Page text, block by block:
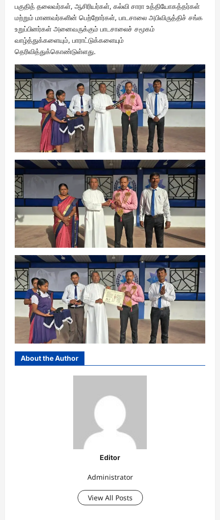
பகுதித் தலைவர்கள், ஆசிரியர்கள், கல்வி சாரா உத்தியோகத்தர்கள்
மற்றும் மாணவர்களின் பெற்றோர்கள், பாடசாலை அபிவிருத்திச் சங்க
உறுப்பினர்கள் அனைவருக்கும் பாடசாலைச் சமூகம்
வாழ்த்துக்களையும், பாராட்டுக்களையும்
தெரிவித்துக்கொண்டுள்ளது.
About the Author
Editor
Administrator
View All Posts